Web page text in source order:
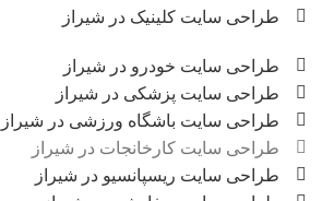
طراحی سایت کلینیک در شیراز
طراحی سایت خودرو در شیراز
طراحی سایت پزشکی در شیراز
طراحی سایت باشگاه ورزشی در شیراز
طراحی سایت کارخانجات در شیراز
طراحی سایت ریسپانسیو در شیراز